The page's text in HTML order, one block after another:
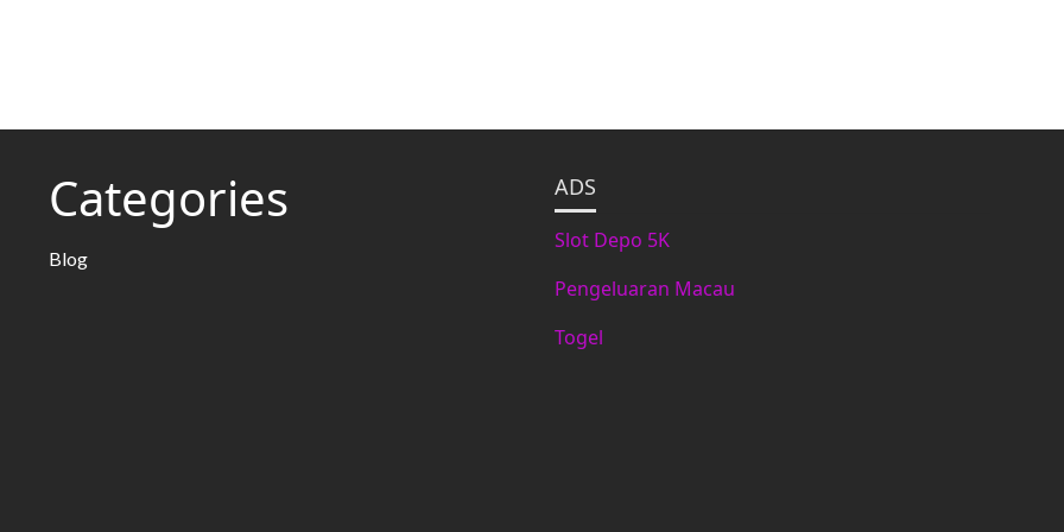
Categories
Blog
ADS
Slot Depo 5K
Pengeluaran Macau
Togel